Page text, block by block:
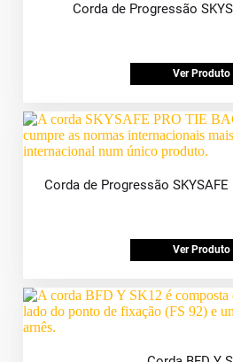
Corda de Progressão
Ver Produto
Corda de Progressão SKYSAFE
Ver Produto